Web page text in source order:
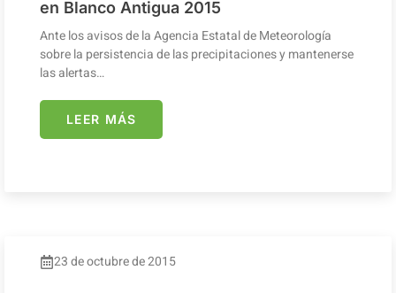
en Blanco Antigua 2015
Ante los avisos de la Agencia Estatal de Meteorología
sobre la persistencia de las precipitaciones y mantenerse
las alertas…
LEER MÁS
23 de octubre de 2015